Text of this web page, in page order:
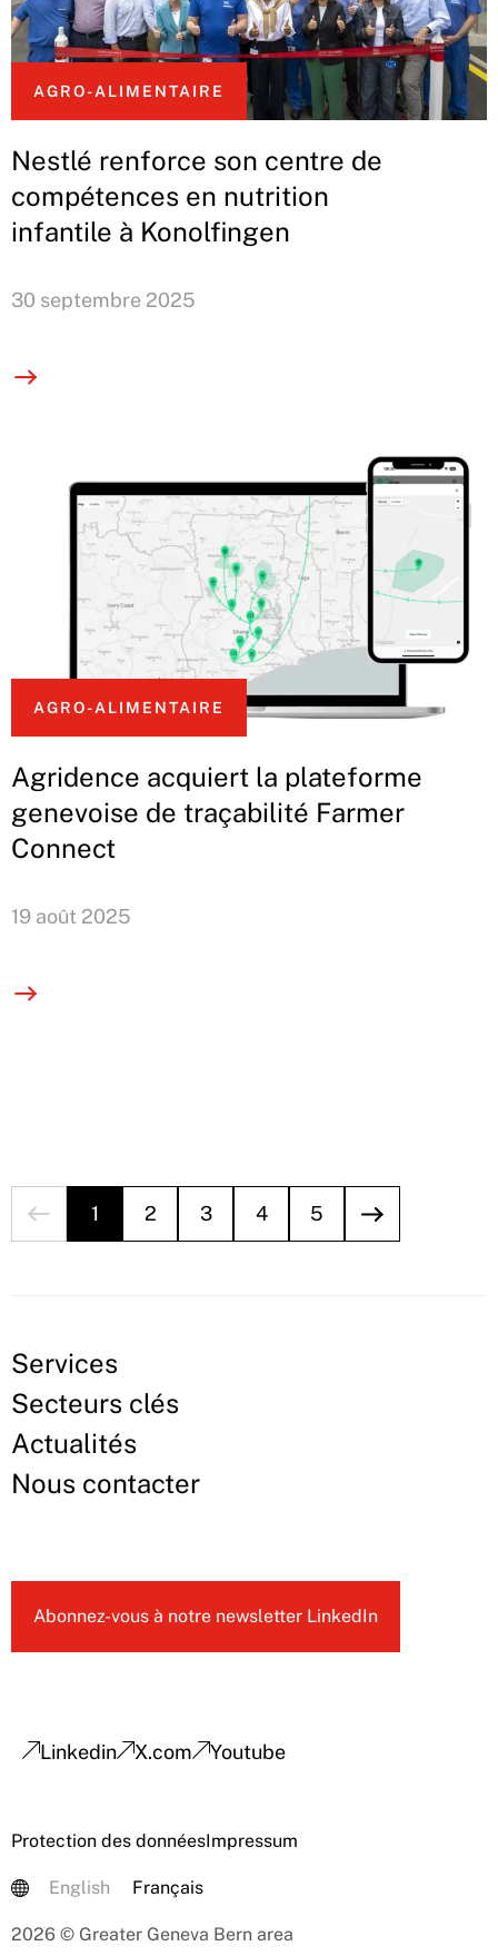
AGRO-ALIMENTAIRE
Nestlé renforce son centre de
compétences en nutrition
infantile à Konolfingen
30 septembre 2025
AGRO-ALIMENTAIRE
Agridence acquiert la plateforme
genevoise de traçabilité Farmer
Connect
19 août 2025
1 2 3 4 5
Services
Secteurs clés
Actualités
Nous contacter
Abonnez-vous à notre newsletter LinkedIn
Linkedin X.com Youtube
Protection des donnéesImpressum
English Français
2026 © Greater Geneva Bern area